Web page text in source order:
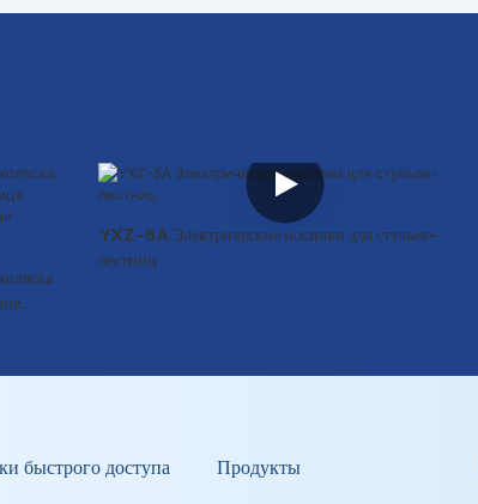
YXZ-5A Электрические носилки для стульев-
лестниц
быстрого доступа Продукты